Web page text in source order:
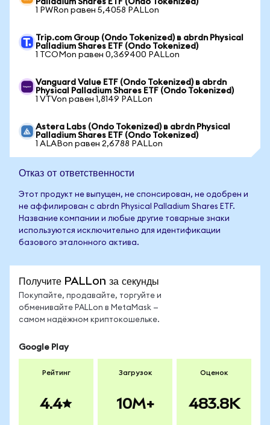
Palladium Shares ETF (Ondo Tokenized)
1 PWRon равен 5,4058 PALLon
Trip.com Group (Ondo Tokenized) в abrdn Physical
Palladium Shares ETF (Ondo Tokenized)
1 TCOMon равен 0,369400 PALLon
Vanguard Value ETF (Ondo Tokenized) в abrdn
Physical Palladium Shares ETF (Ondo Tokenized)
1 VTVon равен 1,8149 PALLon
Astera Labs (Ondo Tokenized) в abrdn Physical
Palladium Shares ETF (Ondo Tokenized)
1 ALABon равен 2,6788 PALLon
Отказ от ответственности
Этот продукт не выпущен, не спонсирован, не одобрен и
не аффилирован с abrdn Physical Palladium Shares ETF.
Название компании и любые другие товарные знаки
используются исключительно для идентификации
базового эталонного актива.
Получите PALLon за секунды
Покупайте, продавайте, торгуйте и
обменивайте PALLon в MetaMask —
самом надёжном криптокошельке.
Google Play
Рейтинг
4.4
Загрузок
10M+
Оценок
483.8K